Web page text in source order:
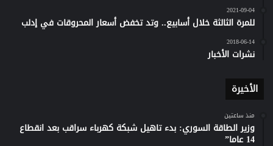
2021-09-04
للمرة الثالثة خلال أسابيع.. وتد تخفض أسعار المحروقات في إدلب
2018-06-14
نشرات الأخبار
الأخيرة
منذ ساعتين
وزير الطاقة السوري: بدء تاهيل شبكة كهرباء سراقب بعد انقطاع
14 عاما”